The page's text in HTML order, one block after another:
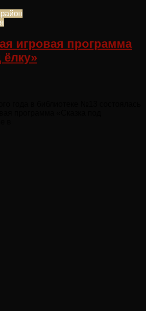
игровая программа
ёлку»